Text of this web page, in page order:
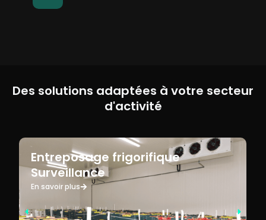
Des solutions adaptées à votre secteur
d'activité
Entreposage frigorifique
Surveillance
En savoir plus